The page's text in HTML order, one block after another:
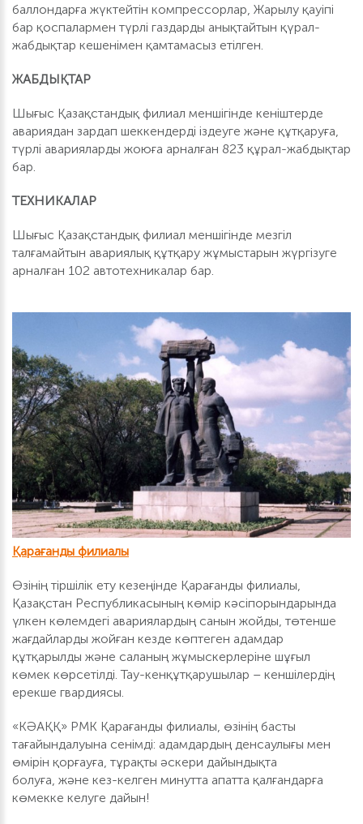
баллондарға жүктейтін компрессорлар, Жарылу қауіпі
бар қоспалармен түрлі газдарды анықтайтын қүрал-
жабдықтар кешенімен қамтамасыз етілген.
ЖАБДЫҚТАР
Шығыс Қазақстандық филиал меншігінде кеніштерде
авариядан зардап шеккендерді іздеуге және құтқаруға,
түрлі аварияларды жоюға арналған 823 құрал-жабдықтар
бар.
ТЕХНИКАЛАР
Шығыс Қазақстандық филиал меншігінде мезгіл
талғамайтын авариялық құтқару жұмыстарын жүргізуге
арналған 102 автотехникалар бар.
Қарағанды филиалы
Өзінің тіршілік ету кезеңінде Қарағанды филиалы,
Қазақстан Республикасының көмір кәсіпорындарында
үлкен көлемдегі авариялардың санын жойды, төтенше
жағдайларды жойған кезде көптеген адамдар
құтқарылды және саланың жұмыскерлеріне шұғыл
көмек көрсетілді. Тау-кенқұтқарушылар – кеншілердің
ерекше гвардиясы.
«КӘАҚҚ» РМК Қарағанды филиалы, өзінің басты
тағайындалуына сенімді: адамдардың денсаулығы мен
өмірін қорғауға, тұрақты әскери дайындықта
болуға, және кез-келген минутта апатта қалғандарға
көмекке келуге дайын!